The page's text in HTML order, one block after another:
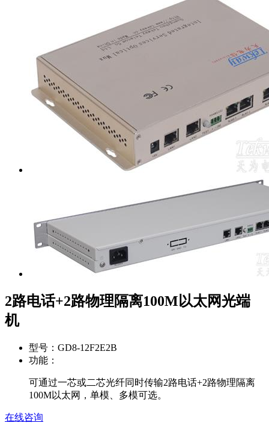
2路电话+2路物理隔离100M以太网光端
机
型号： GD8-12F2E2B
功能：
可通过一芯或二芯光纤同时传输2路电话+2路物理隔离
100M以太网，单模、多模可选。
在线咨询